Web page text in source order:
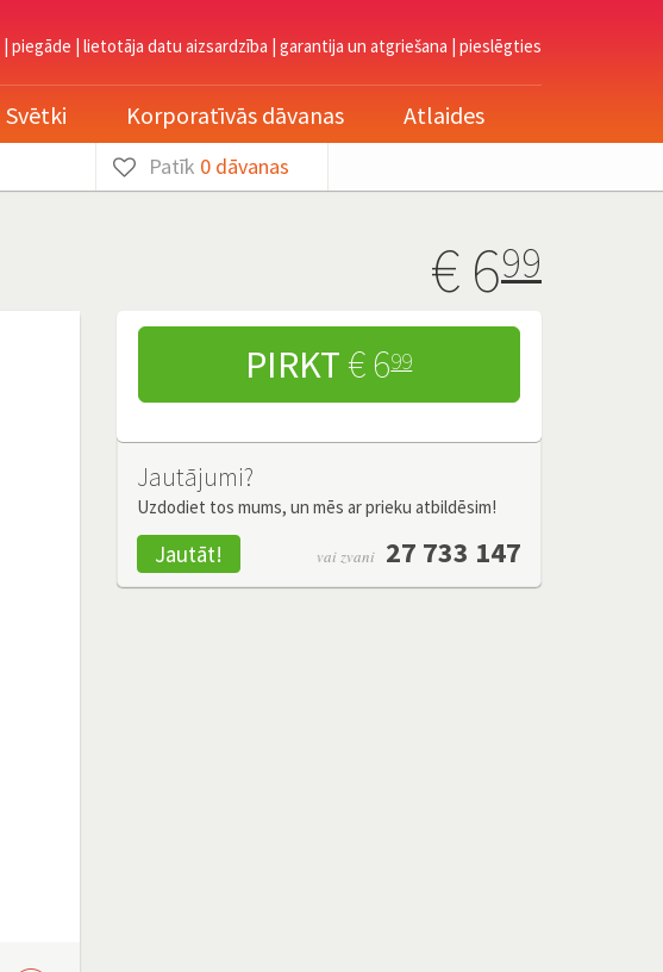
| piegāde | lietotāja datu aizsardzība | garantija un atgriešana | pieslēgties
Svētki Korporatīvās dāvanas Atlaides
Patīk 0dāvanas
€ 699
PIRKT € 699
Jautājumi?
Uzdodiet tos mums, un mēs ar prieku atbildēsim!
Jautāt! vai zvani 27 733 147